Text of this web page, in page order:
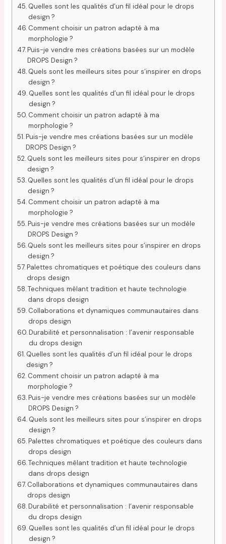
Quelles sont les qualités d’un fil idéal pour le drops
design ?
Comment choisir un patron adapté à ma
morphologie ?
Puis-je vendre mes créations basées sur un modèle
DROPS Design ?
Quels sont les meilleurs sites pour s’inspirer en drops
design ?
Quelles sont les qualités d’un fil idéal pour le drops
design ?
Comment choisir un patron adapté à ma
morphologie ?
Puis-je vendre mes créations basées sur un modèle
DROPS Design ?
Quels sont les meilleurs sites pour s’inspirer en drops
design ?
Quelles sont les qualités d’un fil idéal pour le drops
design ?
Comment choisir un patron adapté à ma
morphologie ?
Puis-je vendre mes créations basées sur un modèle
DROPS Design ?
Quels sont les meilleurs sites pour s’inspirer en drops
design ?
Palettes chromatiques et poétique des couleurs dans
drops design
Techniques mêlant tradition et haute technologie
dans drops design
Collaborations et dynamiques communautaires dans
drops design
Durabilité et personnalisation : l’avenir responsable
du drops design
Quelles sont les qualités d’un fil idéal pour le drops
design ?
Comment choisir un patron adapté à ma
morphologie ?
Puis-je vendre mes créations basées sur un modèle
DROPS Design ?
Quels sont les meilleurs sites pour s’inspirer en drops
design ?
Palettes chromatiques et poétique des couleurs dans
drops design
Techniques mêlant tradition et haute technologie
dans drops design
Collaborations et dynamiques communautaires dans
drops design
Durabilité et personnalisation : l’avenir responsable
du drops design
Quelles sont les qualités d’un fil idéal pour le drops
design ?